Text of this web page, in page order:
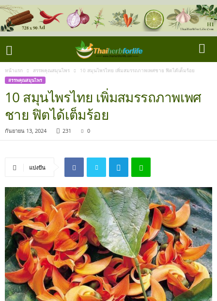
หน้าแรก สรรพคุณสมุนไพร 10 สมุนไพรไทย เพิ่มสมรรถภาพเพศชาย ฟิตได้เต็มร้อย
สรรพคุณสมุนไพร
10 สมุนไพรไทย เพิ่มสมรรถภาพเพศ
ชาย ฟิตได้เต็มร้อย
กันยายน 13, 2024 231 0
แบ่งปัน